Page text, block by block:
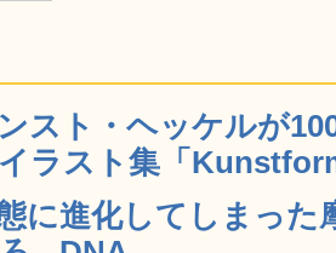
スト・ヘッケルが
ラスト集「
に進化してしまった